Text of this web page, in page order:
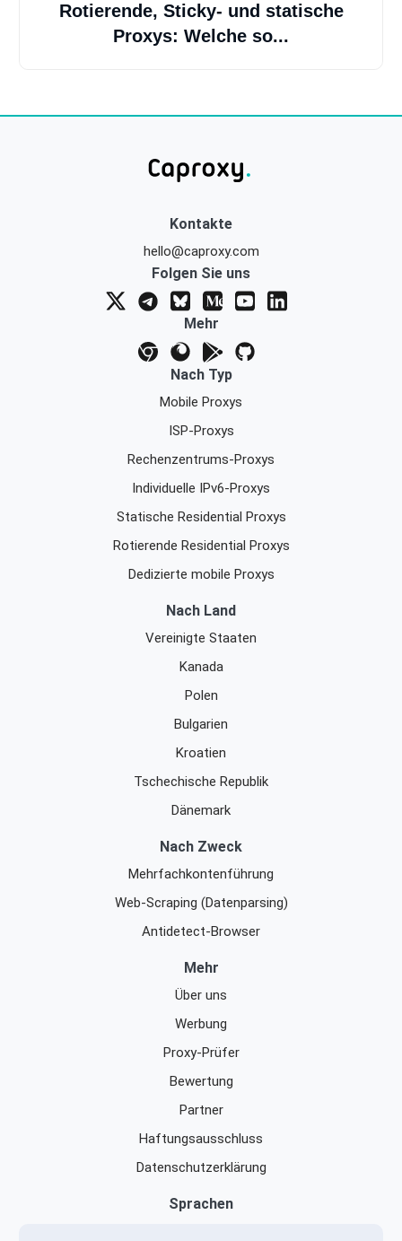
Rotierende, Sticky- und statische
Proxys: Welche so...
Kontakte
hello@caproxy.com
Folgen Sie uns
Mehr
Nach Typ
Mobile Proxys
ISP-Proxys
Rechenzentrums-Proxys
Individuelle IPv6-Proxys
Statische Residential Proxys
Rotierende Residential Proxys
Dedizierte mobile Proxys
Nach Land
Vereinigte Staaten
Kanada
Polen
Bulgarien
Kroatien
Tschechische Republik
Dänemark
Nach Zweck
Mehrfachkontenführung
Web-Scraping (Datenparsing)
Antidetect-Browser
Mehr
Über uns
Werbung
Proxy-Prüfer
Bewertung
Partner
Haftungsausschluss
Datenschutzerklärung
Sprachen